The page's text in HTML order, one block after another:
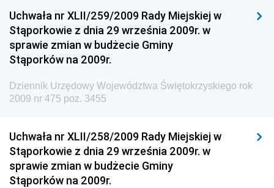
Dziennik Urzędowy Ministerstwa Przemysłu
Chemicznego i Lekkiego
Dziennik Urzędowy Ministerstwa Rolnictwa i
Dziennik Urzędowy Ministra Rodziny, Pracy i Polityki
Dziennik Urzędowy Ministra Cyfryzacji
Dziennik Urzędowy Ministra Rozwoju
Dziennik Urzędowy Ministra Infrastruktury i
Uchwała nr XLII/259/2009 Rady Miejskiej w
Stąporkowie z dnia 29 września 2009r. w
sprawie zmian w budżecie Gminy
Stąporków na 2009r.
Dziennik Urzędowy Województwa Świętokrzyskiego rok
2009 nr 475 poz. 3455
Uchwała nr XLII/258/2009 Rady Miejskiej w
Stąporkowie z dnia 29 września 2009r. w
sprawie zmian w budżecie Gminy
Stąporków na 2009r.